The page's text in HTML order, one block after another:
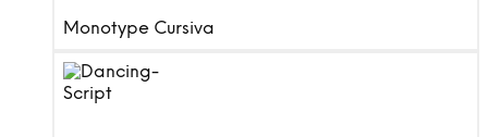
Monotype Cursiva